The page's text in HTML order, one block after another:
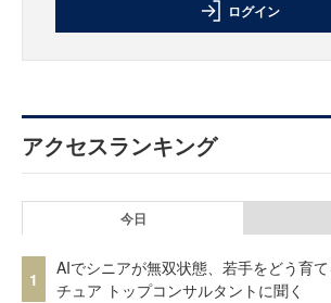
ログイン
アクセスランキング
今日
1
AIでシニアが無双状態、若手をどう育
チュア トップコンサルタントに聞く